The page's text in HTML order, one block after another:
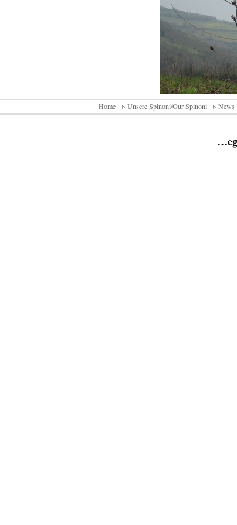
Home ▹ Unsere Spinoni/Our Spinoni ▹ News